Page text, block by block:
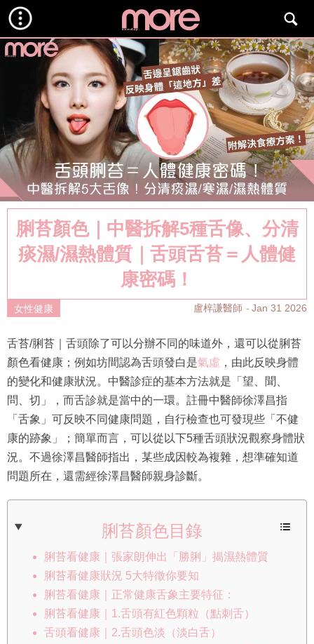
脷苔顏色｜中醫拆解5種舌像、分清
痰濕/濕熱體質｜舌頭舌苔＝人體健
康密碼！
女性健康 盧梓謙醫師 Jan 31 2026
舌苔/脷苔｜舌頭除了可以分辦不同的味道外，還可以從脷苔
顏色看健康；例如坊間認為舌頭發白是氣虛 ，由此反映身體
的變化和健康狀況。中醫診症的基本方法就是「望、聞、
問、切」，而舌診就是當中的一環。註冊中醫師徐澤昌指
「舌象」可反映不同健康問題，自行檢查也可發現些「不健
康的跡象」；簡單而言，可以從以下5種舌頭狀況觀察身體狀
況。不過徐澤昌醫師指出，某些成因較為複雜，想準確知道
問題所在，還需經徐澤昌醫師親身診斷。
脷苔顏色目錄
脷苔看健康｜張家朗伸出「勝脷」揭濕熱體質
脷苔看健康狀況 5大特徵你要知
脷苔看健康｜正常健康舌象主要特征：
脷苔看健康｜1.舌頭有紅色顆粒（點刺舌）
舌頭看健康｜2.舌頭色淡（淡白舌）